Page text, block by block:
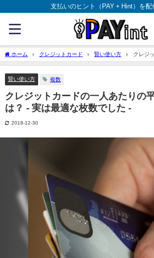
支払いのヒント（PAY + Hint）を配
ホーム クレジットカード 賢い使い方
クレジ
平均保有枚数は？ - 実は最適な枚数でした -
賢い使い方 複数
クレジットカードの一人あたりの
は？ - 実は最適な枚数でした -
2018-12-30